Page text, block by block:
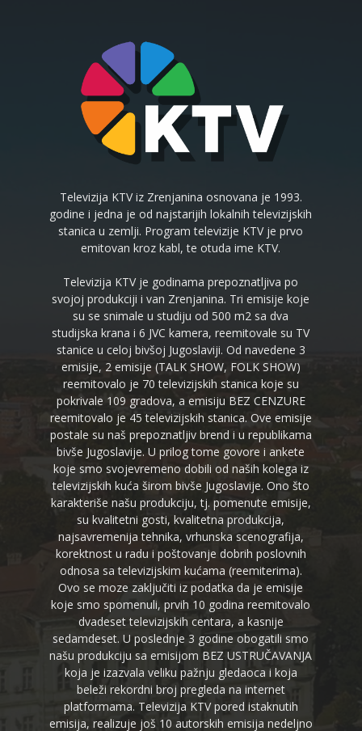
Televizija KTV iz Zrenjanina osnovana je 1993.
godine i jedna je od najstarijih lokalnih televizijskih
stanica u zemlji. Program televizije KTV je prvo
emitovan kroz kabl, te otuda ime KTV.
Televizija KTV je godinama prepoznatljiva po
svojoj produkciji i van Zrenjanina. Tri emisije koje
su se snimale u studiju od 500 m2 sa dva
studijska krana i 6 JVC kamera, reemitovale su TV
stanice u celoj bivšoj Jugoslaviji. Od navedene 3
emisije, 2 emisije (TALK SHOW, FOLK SHOW)
reemitovalo je 70 televizijskih stanica koje su
pokrivale 109 gradova, a emisiju BEZ CENZURE
reemitovalo je 45 televizijskih stanica. Ove emisije
postale su naš prepoznatljiv brend i u republikama
bivše Jugoslavije. U prilog tome govore i ankete
koje smo svojevremeno dobili od naših kolega iz
televizijskih kuća širom bivše Jugoslavije. Ono što
karakteriše našu produkciju, tj. pomenute emisije,
su kvalitetni gosti, kvalitetna produkcija,
najsavremenija tehnika, vrhunska scenografija,
korektnost u radu i poštovanje dobrih poslovnih
odnosa sa televizijskim kućama (reemiterima).
Ovo se moze zaključiti iz podatka da je emisije
koje smo spomenuli, prvih 10 godina reemitovalo
dvadeset televizijskih centara, a kasnije
sedamdeset. U poslednje 3 godine obogatili smo
našu produkciju sa emisijom BEZ USTRUČAVANJA
koja je izazvala veliku pažnju gledaoca i koja
beleži rekordni broj pregleda na internet
platformama. Televizija KTV pored istaknutih
emisija, realizuje još 10 autorskih emisija nedeljno